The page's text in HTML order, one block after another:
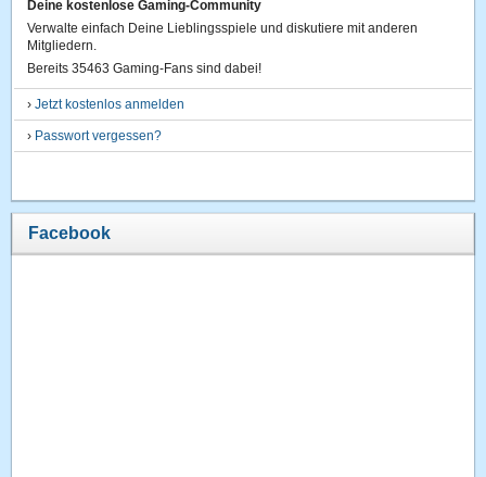
Deine kostenlose Gaming-Community
Verwalte einfach Deine Lieblingsspiele und diskutiere mit anderen
Mitgliedern.
Bereits 35463 Gaming-Fans sind dabei!
›Jetzt kostenlos anmelden
› Passwort vergessen?
Facebook